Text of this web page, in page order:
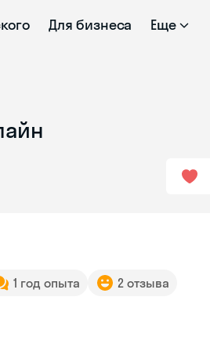
Для бизнеса Еще
1 год опыта 2 отзыва